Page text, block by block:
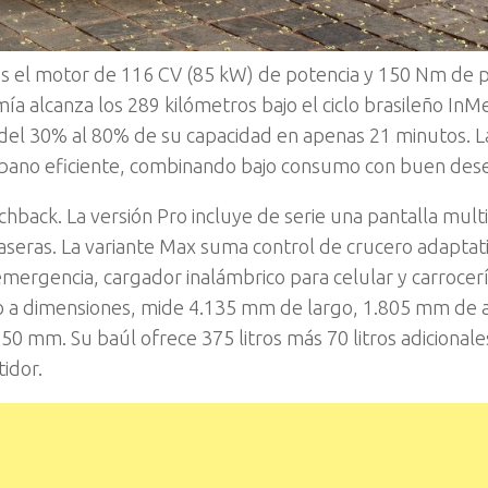
el motor de 116 CV (85 kW) de potencia y 150 Nm de
alcanza los 289 kilómetros bajo el ciclo brasileño
30% al 80% de su capacidad en apenas 21 minutos.
eficiente, combinando bajo consumo con buen
La versión Pro incluye de serie una pantalla
La variante Max suma control de crucero
cargador inalámbrico para celular y
dimensiones, mide 4.135 mm de largo, 1.805 mm de
mm. Su baúl ofrece 375 litros más 70 litros